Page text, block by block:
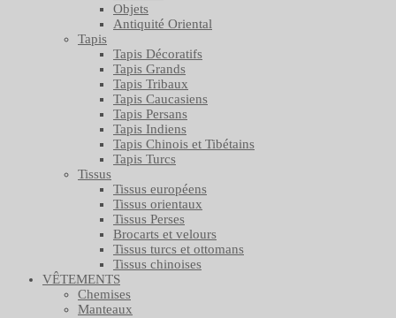
Objets
Antiquité Oriental
Tapis
Tapis Décoratifs
Tapis Grands
Tapis Tribaux
Tapis Caucasiens
Tapis Persans
Tapis Indiens
Tapis Chinois et Tibétains
Tapis Turcs
Tissus
Tissus européens
Tissus orientaux
Tissus Perses
Brocarts et velours
Tissus turcs et ottomans
Tissus chinoises
VÊTEMENTS
Chemises
Manteaux